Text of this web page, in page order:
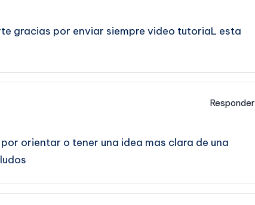
gracias por enviar siempre video tutoriaL esta
Responder
orientar o tener una idea mas clara de una